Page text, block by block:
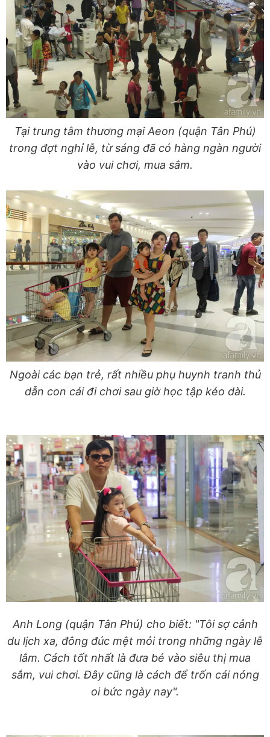
Tại trung tâm thương mại Aeon (quận Tân Phú)
trong đợt nghỉ lễ, từ sáng đã có hàng ngàn người
vào vui chơi, mua sắm.
Ngoài các bạn trẻ, rất nhiều phụ huynh tranh thủ
dẫn con cái đi chơi sau giờ học tập kéo dài.
Anh Long (quận Tân Phú) cho biết: "Tôi sợ cảnh
du lịch xa, đông đúc mệt mỏi trong những ngày lễ
lắm. Cách tốt nhất là đưa bé vào siêu thị mua
sắm, vui chơi. Đây cũng là cách để trốn cái nóng
oi bức ngày nay".